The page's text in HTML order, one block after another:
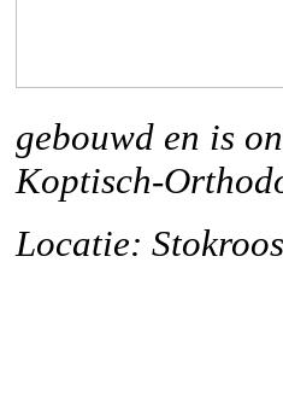
gebouwd en is
Koptisch-
Locatie: